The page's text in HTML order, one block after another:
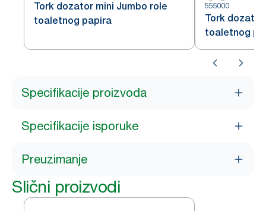
Tork dozator mini Jumbo role
toaletnog papira
555000
Tork
toaletnog
Specifikacije proizvoda
Specifikacije isporuke
Preuzimanje
Slični proizvodi